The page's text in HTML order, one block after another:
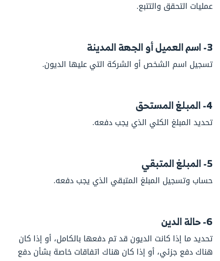
عمليات التحقق والتتبع.
3- اسم العميل أو الجهة المدينة
تسجيل اسم الشخص أو الشركة التي عليها الديون.
4- المبلغ المستحق
تحديد المبلغ الكلي الذي يجب دفعه.
5- المبلغ المتبقي
حساب وتسجيل المبلغ المتبقي الذي يجب دفعه.
6- حالة الدين
تحديد ما إذا كانت الديون قد تم دفعها بالكامل، أو إذا كان
هناك دفع جزئي، أو إذا كان هناك اتفاقات خاصة بشأن دفع